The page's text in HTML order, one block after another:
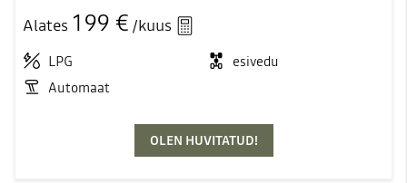
Alates 199 € /kuus
LPG
esivedu
Automaat
OLEN HUVITATUD!